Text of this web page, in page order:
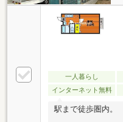
一人暮らし
インターネット無料
駅まで徒歩圏内。